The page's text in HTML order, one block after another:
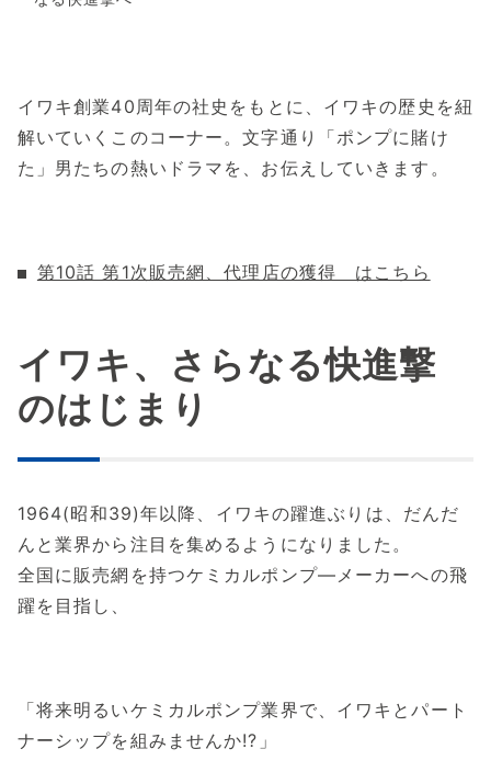
イワキ創業40周年の社史をもとに、イワキの歴史を紐
解いていくこのコーナー。文字通り「ポンプに賭け
た」男たちの熱いドラマを、お伝えしていきます。
第10話 第1次販売網、代理店の獲得 はこちら
イワキ、さらなる快進撃
のはじまり
1964(昭和39)年以降、イワキの躍進ぶりは、だんだ
んと業界から注目を集めるようになりました。
全国に販売網を持つケミカルポンプ―メーカーへの飛
躍を目指し、
「将来明るいケミカルポンプ業界で、イワキとパート
ナーシップを組みませんか!?」